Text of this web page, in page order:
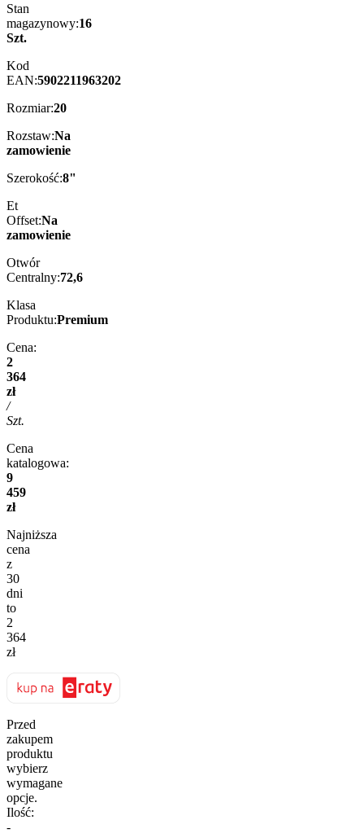
Stan
magazynowy:16
Szt.
Kod
EAN:5902211963202
Rozmiar:20
Rozstaw:Na
zamowienie
Szerokość:8"
Et
Offset:Na
zamowienie
Otwór
Centralny:72,6
Klasa
Produktu:Premium
Cena:
2
364
zł
/
Szt.
Cena
katalogowa:
9
459
zł
Najniższa
cena
z
30
dni
to
2
364
zł
Przed
zakupem
produktu
wybierz
wymagane
opcje.
Ilość:
-